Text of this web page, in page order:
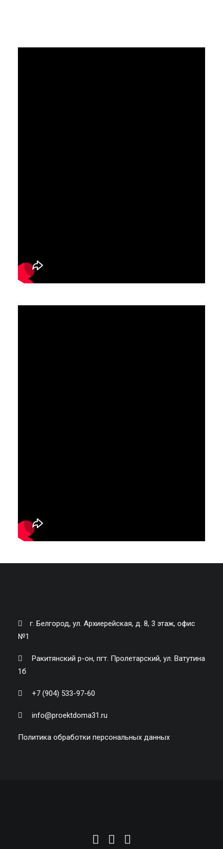
г. Белгород, ул. Архиерейская, д. 8, 3 этаж, офис
№1
Ракитянский р-он, пгт. Пролетарский, ул. Ватутина
1б
+7 (904) 533-97-60
info@proektdoma31.ru
Политика обработки персональных данных